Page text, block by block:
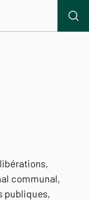
communal,
publiques,